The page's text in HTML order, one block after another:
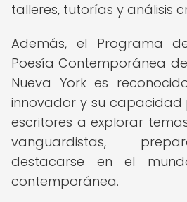
talleres, tutorías y análisis
Además, el Programa
Poesía Contemporánea
Nueva York es
innovador y su capacidad
escritores a explorar
vanguardistas,
destacarse en el
contemporánea.